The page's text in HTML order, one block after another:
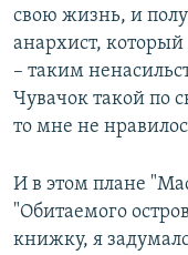
свою жизнь, и
анархист, который
– таким
Чувачок такой по
то мне не
И в этом плане
"Обитаемого
книжку, я